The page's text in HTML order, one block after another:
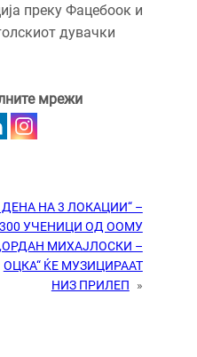
преку Фацебоок и
дувачки
мрежи
ДЕНА НА 3 ЛОКАЦИИ“ –
300 УЧЕНИЦИ ОД ООМУ
МИХАЈЛОСКИ –
ОЦКА“ ЌЕ МУЗИЦИРААТ
НИЗ ПРИЛЕП
»